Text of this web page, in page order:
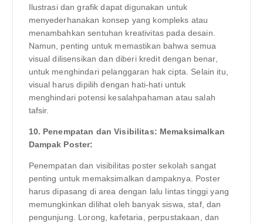
Ilustrasi dan grafik dapat digunakan untuk
menyederhanakan konsep yang kompleks atau
menambahkan sentuhan kreativitas pada desain.
Namun, penting untuk memastikan bahwa semua
visual dilisensikan dan diberi kredit dengan benar,
untuk menghindari pelanggaran hak cipta. Selain itu,
visual harus dipilih dengan hati-hati untuk
menghindari potensi kesalahpahaman atau salah
tafsir.
10. Penempatan dan Visibilitas: Memaksimalkan
Dampak Poster:
Penempatan dan visibilitas poster sekolah sangat
penting untuk memaksimalkan dampaknya. Poster
harus dipasang di area dengan lalu lintas tinggi yang
memungkinkan dilihat oleh banyak siswa, staf, dan
pengunjung. Lorong, kafetaria, perpustakaan, dan